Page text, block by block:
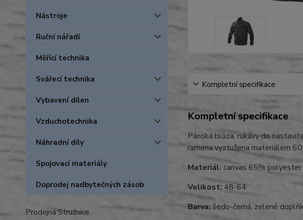
Nástroje
Ruční nářadí
Měřící technika
Svářecí technika
Vybavení dílen
Vzduchotechnika
Náhradní díly
Spojovací materiály
Doprodej nadbytečných zásob
Prodejna Stružnice
Kompletní specifikace
Kompletní specifikace
Pánská blůza, rukávy do
ramena vyztužena materiálem
Materiál: canvas 65%
Velikost: 48-64
Barva: šedo-černá, zelené